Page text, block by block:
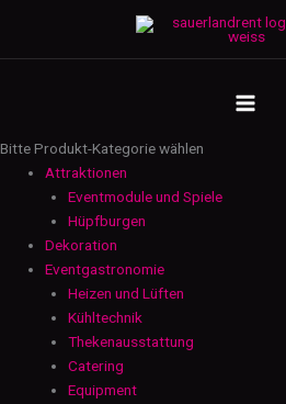
springen
MENU
Bitte Produkt-Kategorie wählen
Attraktionen
Eventmodule und Spiele
Hüpfburgen
Dekoration
Eventgastronomie
Heizen und Lüften
Kühltechnik
Thekenausstattung
Catering
Equipment
mit
l
schwarz